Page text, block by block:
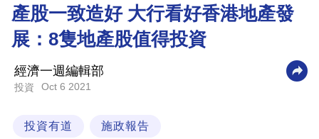
商
業
科
技
產股一致造好 大行看好香港地產發
展：8隻地產股值得投資
經濟一週編輯部
投資 Oct 6 2021
投資有道 施政報告